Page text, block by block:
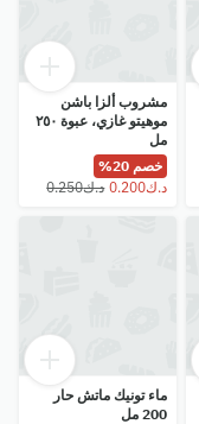
مشروب ألزا باشن
موهيتو غازي، عبوة ٢٥٠
مل
خصم 20%
⁦د.ك0.250⁩
ماء تونيك ماتش حار
200 مل